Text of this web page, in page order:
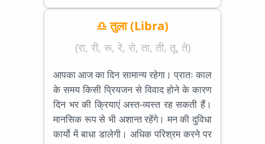
♎ तुला (Libra)
(रा, री, रू, रे, रो, ता, ती, तू, ते)
आपका आज का दिन सामान्य रहेगा। प्रातः काल
के समय किसी प्रियजन से विवाद होने के कारण
दिन भर की क्रियाएं अस्त-व्यस्त रह सकती हैं।
मानसिक रूप से भी अशान्त रहेंगे। मन की दुविधा
कार्यो में बाधा डालेगी। अधिक परिश्रम करने पर